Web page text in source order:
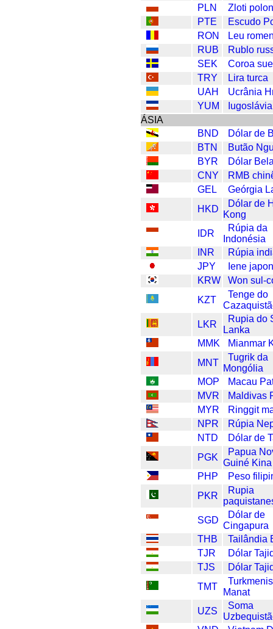
PLN
Zloti
PTE
Escudo
RON
Leu
RUB
Rublo
SEK
Coroa
TRY
Lira turca
UAH
Ucrânia
YUM
ÁSIA
BND
Dólar de
BTN
Butão
BYR
Dólar
CNY
RMB
GEL
Geórgia
HKD
Dólar de
Kong
IDR
Rúpia da
Indonésia
INR
Rúpia
JPY
Iene
KRW
Won sul-
KZT
Tenge do
LKR
Rupia do
Lanka
MMK
Mianmar
MNT
Tugrik da
Mongólia
MOP
Macau
MVR
Maldivas
MYR
Ringgit
NPR
Rúpia
NTD
Dólar de
PGK
Papua
Guiné Kina
PHP
Peso
PKR
Rupia
SGD
Dólar de
Cingapura
THB
Tailândia
TJR
Dólar
TJS
Dólar
TMT
Manat
UZS
Soma